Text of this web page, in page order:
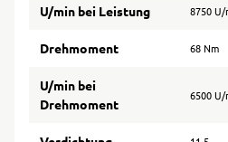
U/min bei Leistung 8750 U/
Drehmoment 68 Nm
U/min bei
Drehmoment
6500 U/